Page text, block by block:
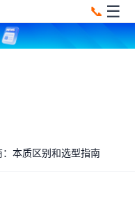
📞 ☰
本质区别和选型指南